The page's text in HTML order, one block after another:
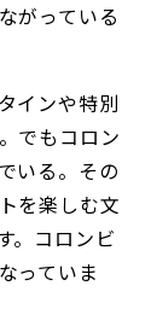
がっている
インや特別
でもコロン
いる。その
を楽しむ文
。コロンビ
っていま